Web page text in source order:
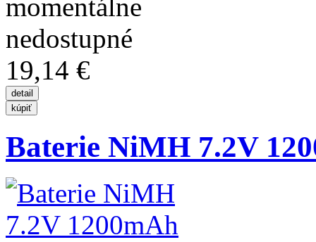
19,14 €
Baterie NiMH 7.2V